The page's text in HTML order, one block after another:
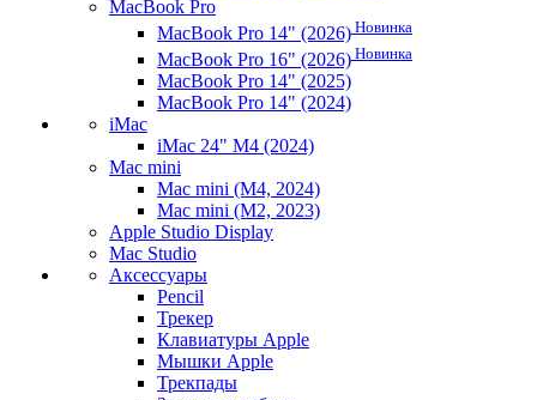
MacBook Pro
MacBook Pro 14" (2026) Новинка
MacBook Pro 16" (2026) Новинка
MacBook Pro 14" (2025)
MacBook Pro 14" (2024)
iMac
iMac 24" M4 (2024)
Mac mini
Mac mini (M4, 2024)
Mac mini (M2, 2023)
Apple Studio Display
Mac Studio
Аксессуары
Pencil
Трекер
Клавиатуры Apple
Мышки Apple
Трекпады